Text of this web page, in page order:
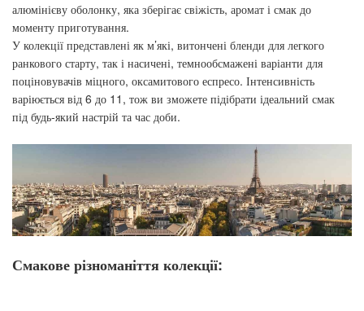
алюмінієву оболонку, яка зберігає свіжість, аромат і смак до
моменту приготування.
У колекції представлені як м’які, витончені бленди для легкого
ранкового старту, так і насичені, темнообсмажені варіанти для
поціновувачів міцного, оксамитового еспресо. Інтенсивність
варіюється від 6 до 11, тож ви зможете підібрати ідеальний смак
під будь-який настрій та час доби.
Смакове різноманіття колекції: